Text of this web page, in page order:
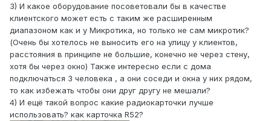
3) И какое оборудование посоветовали бы в качестве
клиентского может есть с таким же расширенным
диапазоном как и у Микротика, но только не сам микротик?
(Очень бы хотелось не выносить его на улицу у клиентов,
расстояния в принципе не большие, конечно не через стену,
хотя бы через окно) Также интересно если с дома
подключаться 3 человека , а они соседи и окна у них рядом,
то как избежать чтобы они друг другу не мешали?
4) И ещё такой вопрос какие радиокарточки лучше
использовать? как карточка R52?